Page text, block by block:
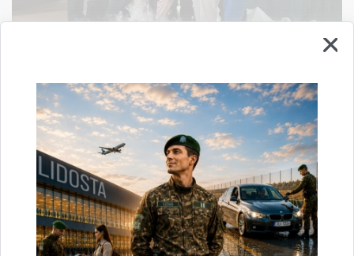
labiem darbiem
20.12.2024.
Šodien, 20.decembrī, Valsts robežsardzes koledžas kadeti Labdarības akcijas
ietvaros ar sirsnību un labestību apmeklēja Rēzeknes Sociālās aprūpes
centru, Rēzeknes dzīvnieku patversmi un Rēzeknes…
robežsardze labdarība